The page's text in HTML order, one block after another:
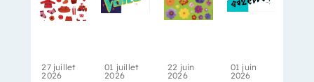
27 juillet
2026
01 juillet
2026
22 juin
2026
01 juin
2026